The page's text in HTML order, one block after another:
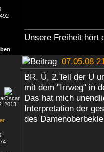
Unsere Freiheit hört
07.05.08
BR, Ü, 2.Teil der U
mit dem "Irrweg" in
Das hat mich
Interpretation der
des